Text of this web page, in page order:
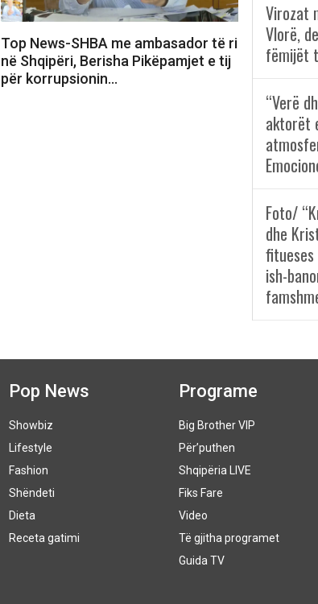
Top News-SHBA me ambasador të ri
në Shqipëri, Berisha Pikëpamjet e tij
për korrupsionin…
Virozat
Vlorë,
fëmijët
“Verë
aktorët
Foto/
dhe
fitueses
ish-
Pop News
Showbiz
Lifestyle
Fashion
Shëndeti
Dieta
Receta gatimi
Programe
Big Brother VIP
Për’puthen
Shqipëria LIVE
Fiks Fare
Video
Të gjitha programet
Guida TV